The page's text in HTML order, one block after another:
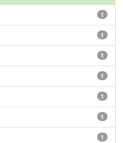
1
1
1
1
1
1
1